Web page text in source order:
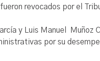
revocados por el
y Luis Manuel
por su